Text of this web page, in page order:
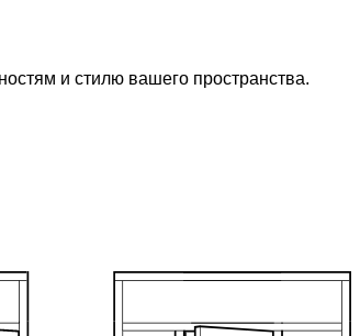
и стилю вашего пространства.